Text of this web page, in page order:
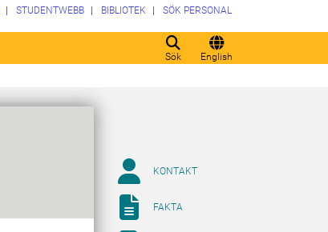
Sök English
STUDENTWEBB BIBLIOTEK SÖK PERSONAL
KONTAKT
FAKTA